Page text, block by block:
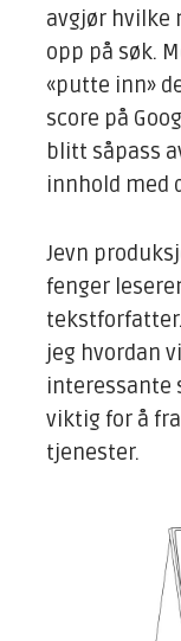
avgjør hvilke
opp på søk.
«putte inn»
score på
blitt såpass
innhold med
Jevn
fenger
jeg hvordan
interessante
viktig for å
tjenester.